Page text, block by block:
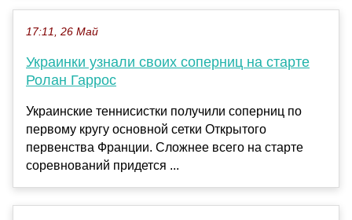
17:11, 26 Май
Украинки узнали своих соперниц на старте
Ролан Гаррос
Украинские теннисистки получили соперниц по
первому кругу основной сетки Открытого
первенства Франции. Сложнее всего на старте
соревнований придется ...